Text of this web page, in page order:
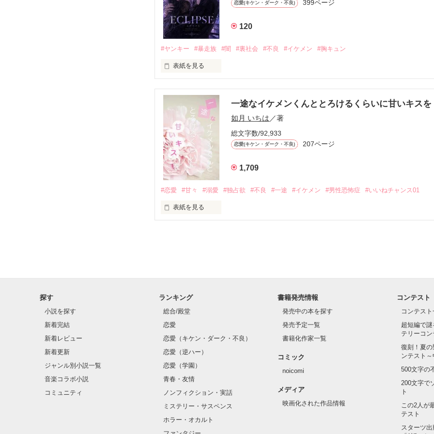
高校生になって再会した彼は、隣の学校で”王子様”と呼ばれる人気者になっていた。
他の女の子には冷たいのに
「澪ちゃん。」
それは止まっていた恋が再び動き始める合図──。
✨.ﾟ･*..☆.｡.:*✨.☆.｡.:. *:ﾟ✨.ﾟ･*..☆.｡.:*✨
人見知りだけど優しい無自覚だけどモテる
冴木澪-SaekiMio
×
基本女子に冷たいのに澪にはわんこ男子になる
篠宮光-ShinomiyaHikaru
✨.ﾟ･*..☆.｡.:*✨.☆.｡.:. *:ﾟ✨.ﾟ･*..☆.｡.:*✨
恋愛(キケン・ダーク・不良) 399ページ
120
#ヤンキー #暴走族 #闇 #裏社会 #不良 #イケメン #胸キュン
表紙を見る
一途なイケメンくんととろけるくらいに甘いキスを
如月 いちは ／著
総文字数/92,933
恋愛(キケン・ダーク・不良) 207ページ
1,709
#恋愛 #甘々 #溺愛 #独占欲 #不良 #一途 #イケメン #男性恐怖症 #いいねチャンス01
表紙を見る
クラス替えをして隣の席になったのは────
金髪に近い明るい髪色
片耳には琥珀色のピアス
ほとんど笑顔なんて見せたことがなくてぶっきらぼう
そんな性格と見た目のせいで学校中のみんなから
探す
小説を探す
新着完結
新着レビュー
新着更新
ジャンル別小説一覧
音楽コラボ小説
コミュニティ
ランキング
総合/殿堂
恋愛
恋愛（キケン・ダーク・不良）
恋愛（逆ハー）
恋愛（学園）
青春・友情
ノンフィクション・実話
ミステリー・サスペンス
ホラー・オカルト
書籍発売情報
発売中の本を探す
発売予定一覧
書籍化作家一覧
コミック
noicomi
メディア
映画化された作品情報
コンテスト
コンテス
超短編で
テリーコ
復刻！夏
ンテスト
500文字の
200文字で
ト
この2人が
テスト
スターツ